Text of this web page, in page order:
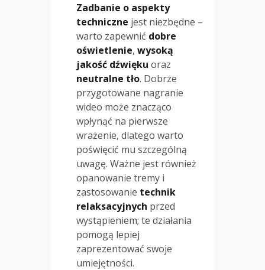
Zadbanie o aspekty
techniczne jest niezbędne –
warto zapewnić dobre
oświetlenie, wysoką
jakość dźwięku oraz
neutralne tło. Dobrze
przygotowane nagranie
wideo może znacząco
wpłynąć na pierwsze
wrażenie, dlatego warto
poświęcić mu szczególną
uwagę. Ważne jest również
opanowanie tremy i
zastosowanie technik
relaksacyjnych przed
wystąpieniem; te działania
pomogą lepiej
zaprezentować swoje
umiejętności.